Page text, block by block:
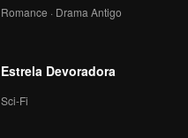
Romance · Drama Antigo
Estrela Devoradora
Sci-Fi